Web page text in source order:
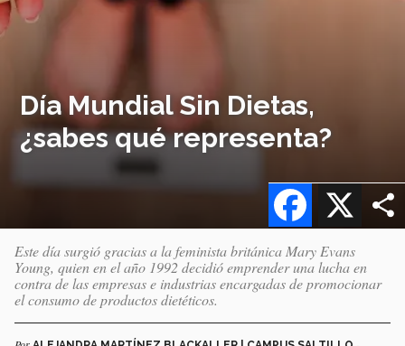
Día Mundial Sin Dietas,
¿sabes qué representa?
X
Facebook
Este día surgió gracias a la feminista británica Mary Evans
Young, quien en el año 1992 decidió emprender una lucha en
contra de las empresas e industrias encargadas de promocionar
el consumo de productos dietéticos.